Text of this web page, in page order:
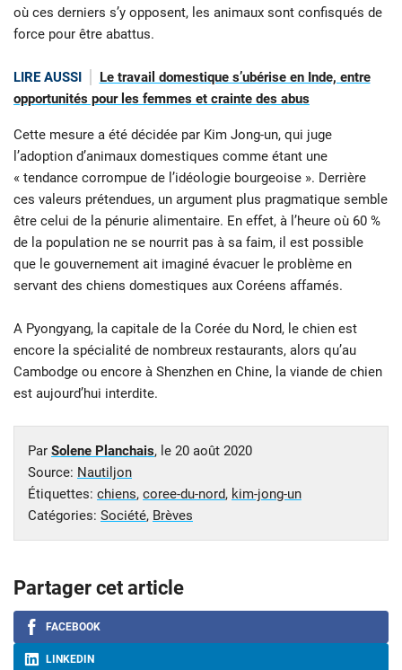
où ces derniers s’y opposent, les animaux sont confisqués de
force pour être abattus.
LIRE AUSSI
Le travail domestique s’ubérise en Inde, entre
opportunités pour les femmes et crainte des abus
Cette mesure a été décidée par Kim Jong-un, qui juge
l’adoption d’animaux domestiques comme étant une
« tendance corrompue de l’idéologie bourgeoise ». Derrière
ces valeurs prétendues, un argument plus pragmatique semble
être celui de la pénurie alimentaire. En effet, à l’heure où 60 %
de la population ne se nourrit pas à sa faim, il est possible
que le gouvernement ait imaginé évacuer le problème en
servant des chiens domestiques aux Coréens affamés.
A Pyongyang, la capitale de la Corée du Nord, le chien est
encore la spécialité de nombreux restaurants, alors qu’au
Cambodge ou encore à Shenzhen en Chine, la viande de chien
est aujourd’hui interdite.
Par Solene Planchais, le 20 août 2020
Source: Nautiljon
Étiquettes: chiens, coree-du-nord, kim-jong-un
Catégories: Société, Brèves
Partager cet article
FACEBOOK
LINKEDIN